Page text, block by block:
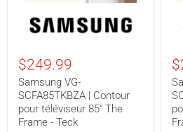
VG-
SCFA85TKBZA
pour
85"
The
Frame
$249.99
Samsung VG-
SCFA85TKBZA | Contour
pour téléviseur 85" The
Frame - Teck
85"